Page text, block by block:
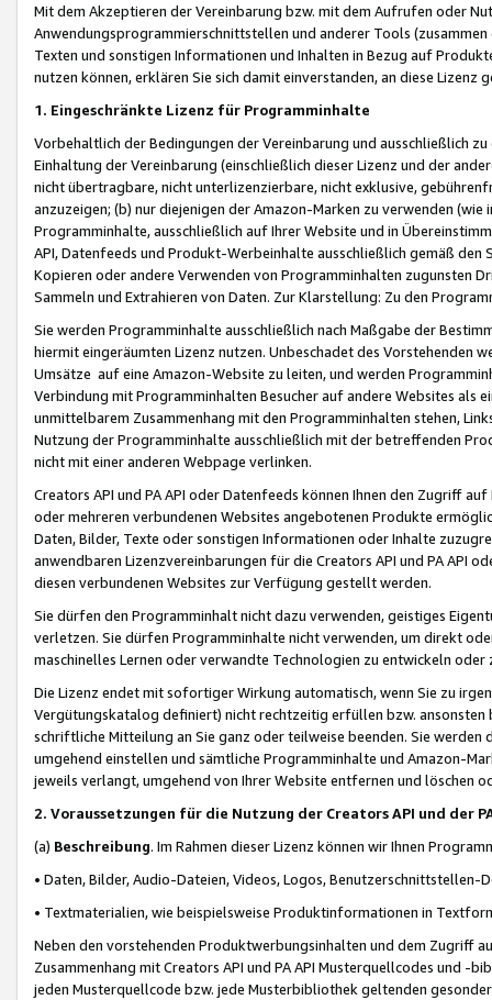
Mit dem Akzeptieren der Vereinbarung bzw. mit dem Aufrufen oder
Anwendungsprogrammierschnittstellen und anderer Tools (zusammen
Texten und sonstigen Informationen und Inhalten in Bezug auf
nutzen können, erklären Sie sich damit einverstanden, an diese Lizenz
1. Eingeschränkte Lizenz für Programminhalte
Vorbehaltlich der Bedingungen der Vereinbarung und ausschließlich
Einhaltung der Vereinbarung (einschließlich dieser Lizenz und der
nicht übertragbare, nicht unterlizenzierbare, nicht exklusive,
anzuzeigen; (b) nur diejenigen der Amazon-Marken zu verwenden
Programminhalte, ausschließlich auf Ihrer Website und in
API, Datenfeeds und Produkt-Werbeinhalte ausschließlich gemäß
Kopieren oder andere Verwenden von Programminhalten zugunsten
Sammeln und Extrahieren von Daten. Zur Klarstellung: Zu den
Sie werden Programminhalte ausschließlich nach Maßgabe der
hiermit eingeräumten Lizenz nutzen. Unbeschadet des Vorstehenden
Umsätze auf eine Amazon-Website zu leiten, und werden
Verbindung mit Programminhalten Besucher auf andere Websites als
unmittelbarem Zusammenhang mit den Programminhalten stehen,
Nutzung der Programminhalte ausschließlich mit der betreffenden
nicht mit einer anderen Webpage verlinken.
Creators API und PA API oder Datenfeeds können Ihnen den Zugriff
oder mehreren verbundenen Websites angebotenen Produkte
Daten, Bilder, Texte oder sonstigen Informationen oder Inhalte
anwendbaren Lizenzvereinbarungen für die Creators API und PA API
diesen verbundenen Websites zur Verfügung gestellt werden.
Sie dürfen den Programminhalt nicht dazu verwenden, geistiges
verletzen. Sie dürfen Programminhalte nicht verwenden, um direkt
maschinelles Lernen oder verwandte Technologien zu entwickeln
Die Lizenz endet mit sofortiger Wirkung automatisch, wenn Sie zu
Vergütungskatalog definiert) nicht rechtzeitig erfüllen bzw. ansonsten
schriftliche Mitteilung an Sie ganz oder teilweise beenden. Sie werden
umgehend einstellen und sämtliche Programminhalte und Amazon-
jeweils verlangt, umgehend von Ihrer Website entfernen und löschen
2. Voraussetzungen für die Nutzung der Creators API und der
(a) Beschreibung. Im Rahmen dieser Lizenz können wir Ihnen
• Daten, Bilder, Audio-Dateien, Videos, Logos, Benutzerschnittstellen-
• Textmaterialien, wie beispielsweise Produktinformationen in
Neben den vorstehenden Produktwerbungsinhalten und dem Zugriff
Zusammenhang mit Creators API und PA API Musterquellcodes und
jeden Musterquellcode bzw. jede Musterbibliothek geltenden